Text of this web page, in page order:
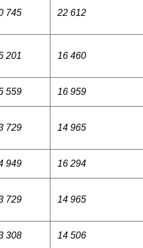
745 22 612
201 16 460
559 16 959
729 14 965
949 16 294
729 14 965
308 14 506